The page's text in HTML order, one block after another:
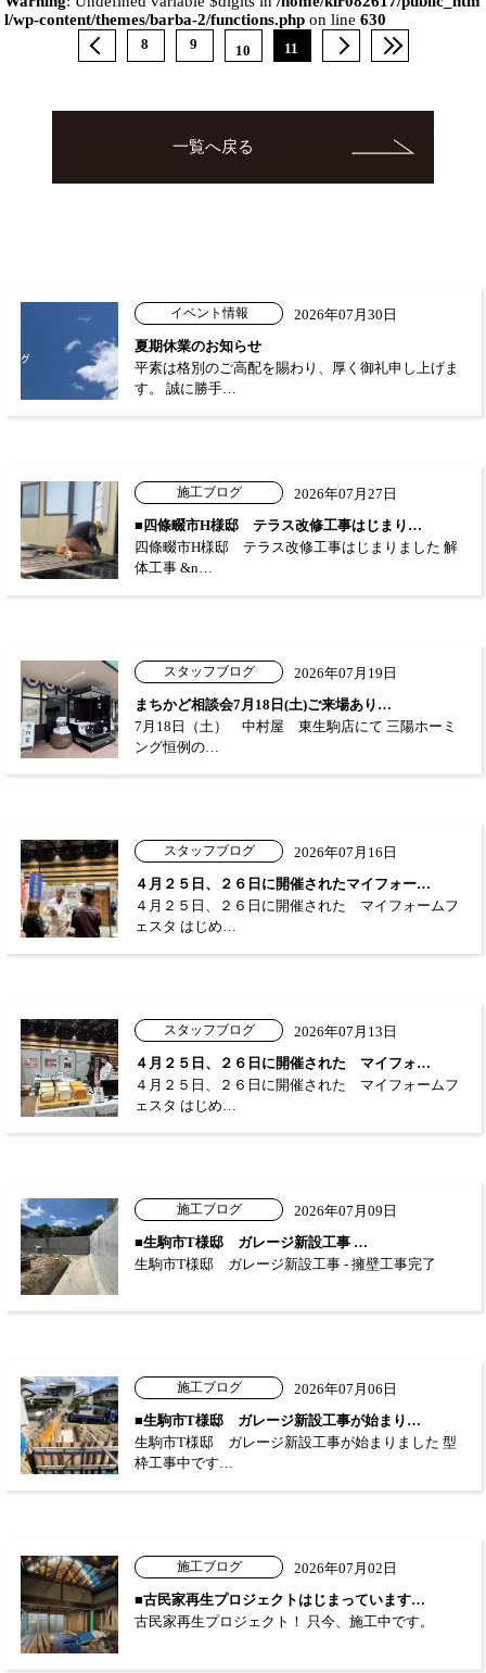
l/wp-content/themes/barba-2/functions.php on line630
8 9 10 11
一覧へ戻る
イベント情報
2026年07月30日
夏期休業のお知らせ
平素は格別のご高配を賜わり、厚く御礼申し上げま
す。 誠に勝手…
施工ブログ
2026年07月27日
■四條畷市H様邸 テラス改修工事はじまり…
四條畷市H様邸 テラス改修工事はじまりました 解
体工事 &n…
スタッフブログ
2026年07月19日
まちかど相談会7月18日(土)ご来場あり…
7月18日（土） 中村屋 東生駒店にて 三陽ホーミ
ング恒例の…
スタッフブログ
2026年07月16日
４月２５日、２６日に開催されたマイフォー…
４月２５日、２６日に開催された マイフォームフ
ェスタ はじめ…
スタッフブログ
2026年07月13日
４月２５日、２６日に開催された マイフォ…
４月２５日、２６日に開催された マイフォームフ
ェスタ はじめ…
施工ブログ
2026年07月09日
■生駒市T様邸 ガレージ新設工事 …
生駒市T様邸 ガレージ新設工事 - 擁壁工事完了
施工ブログ
2026年07月06日
■生駒市T様邸 ガレージ新設工事が始まり…
生駒市T様邸 ガレージ新設工事が始まりました 型
枠工事中です…
施工ブログ
2026年07月02日
■古民家再生プロジェクトはじまっています…
古民家再生プロジェクト！ 只今、施工中です。